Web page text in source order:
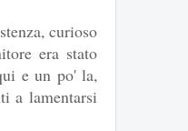
curioso
era stato
e un po' la,
a lamentarsi